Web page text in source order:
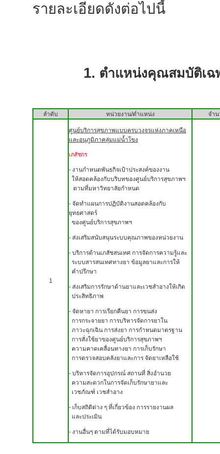
รายละเอียดดังต่อไปนี้
1. ตำแหน่งคุณสมบัติเฉ
ลำดับ หน่วยงาน/ตำแหน่ง จำ
1
ศูนย์บริการสุขภาพแบบครบวงจรแห่งภาคเหนือ
และอนุภูมิภาคลุ่มแม่น้ำโขง
เภสัชกร
- งานกำหนดพันธกิจเป้าประสงค์ของงาน
ให้สอดคล้องกับบริบทของศูนย์บริการสุขภาพฯ
ตามที่มหาวิทยาลัยกำหนด
- จัดทำแผนการปฏิบัติงานสอดคล้องกับ
ยุทธศาสตร์
ของศูนย์บริการสุขภาพฯ
- ส่งเสริมสนับสนุนระบบคุณภาพของหน่วยงาน
- บริการด้านเภสัชสนเทศ การจัดการความรู้และ
ระบบสารสนเทศทางยา ข้อมูลยาและการให้
คำปรึกษา
- ส่งเสริมการรักษาด้านยาและเวชสำอางให้เกิด
ประสิทธิภาพ
- จัดหายา การเรียกคืนยา การขนส่ง
การกระจายยา การบริหารจัดการยาใน
ภาวะฉุกเฉิน การส่งยา การกำหนดมาตรฐาน
การสั่งใช้ยาของศูนย์บริการสุขภาพฯ
ความคาดเคลื่อนทางยา การเก็บรักษา
การตรวจสอบคลังยาและการ จัดยาเหลือใช้
- บริหารจัดการอุปกรณ์ สถานที่ สิ่งอำนวย
ความสะดวกในการจัดเก็บรักษายาและ
เวชภัณฑ์ เวชสำอาง
- เก็บสถิติต่าง ๆ ที่เกี่ยวข้อง การรายงานผล
และประเมิน
- งานอื่นๆ ตามที่ได้รับมอบหมาย